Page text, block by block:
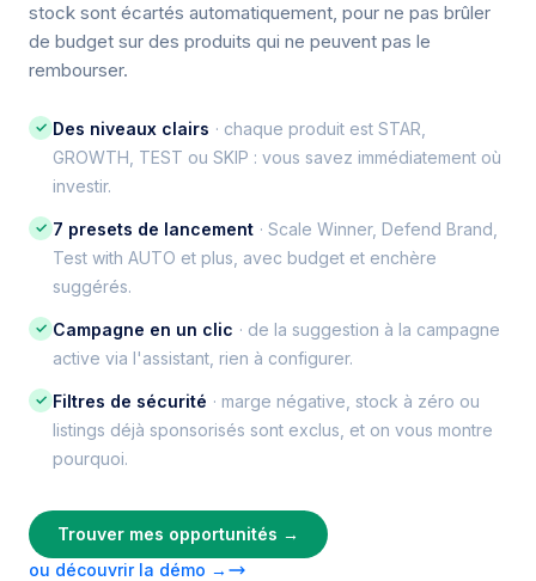
stock sont écartés automatiquement, pour ne pas brûler
de budget sur des produits qui ne peuvent pas le
rembourser.
✓ Des niveaux clairs · chaque produit est STAR,
GROWTH, TEST ou SKIP : vous savez immédiatement où
investir.
✓ 7 presets de lancement · Scale Winner, Defend Brand,
Test with AUTO et plus, avec budget et enchère
suggérés.
✓ Campagne en un clic · de la suggestion à la campagne
active via l'assistant, rien à configurer.
✓ Filtres de sécurité · marge négative, stock à zéro ou
listings déjà sponsorisés sont exclus, et on vous montre
pourquoi.
Trouver mes opportunités →
ou découvrir la démo →